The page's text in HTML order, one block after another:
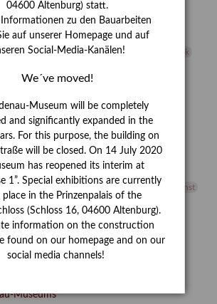
Italien Jahresempfang
Korkmodelle Kunst
Kunst von Kühl
Künstler Künstlerin Lehmbruck
Museumsnacht
Natur
Phelloplastik
Pohlhof
Rudi Lesser Ruth Wolf-Rehfeld
Samstagszeichner Skulptur
Sonderausstellung
Bildende Kunst
Vermittlung
Videokunst
Werefkin
Winter Wissenschaft
Wolf and Dog
vergessen? – Kunstdetektivinnen im
Museums
04600 Altenburg) statt.
zu den Bauarbeiten
auf unserer Homepage und auf
Social-Media-Kanälen!
We´ve moved!
Museum will be completely
and significantly expanded in the
For this purpose, the building on
will be closed. On 14 July 2020
has reopened its interim at
1”. Special exhibitions are currently
place in the Prinzenpalais of the
(Schloss 16, 04600 Altenburg).
information on the construction
found on our homepage and on our
social media channels!